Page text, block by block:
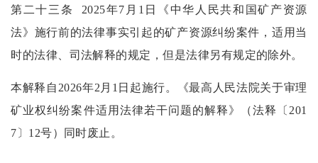
第二十三条
2025年7月1日《中华人民共和国矿产资源
法》施行前的法律事实引起的矿产资源纠纷案件，适用当
时的法律、司法解释的规定，但是法律另有规定的除外。
本解释自2026年2月1日起施行。《最高人民法院关于审理
矿业权纠纷案件适用法律若干问题的解释》（法释〔201
7〕12号）同时废止。